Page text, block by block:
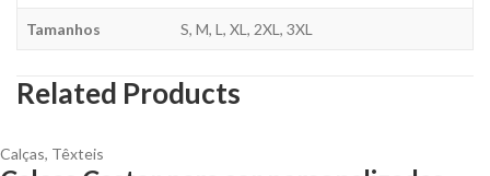
Tamanhos S, M, L, XL, 2XL, 3XL
Related Products
Calças, Têxteis